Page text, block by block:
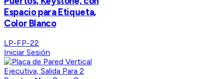
Espacio para Etiqueta,
Color Blanco
LP-FP-22
Iniciar Sesión